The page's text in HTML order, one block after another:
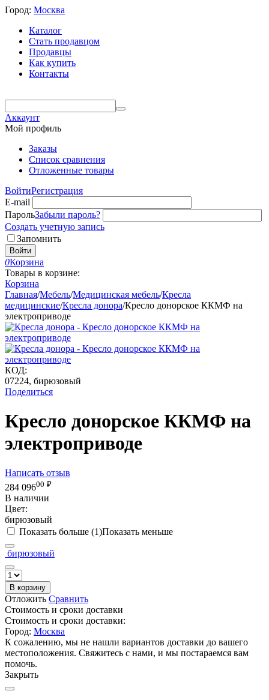
Город: Москва
Каталог
Стать продавцом
Продавцы
Как купить
Контакты
Аккаунт
Мой профиль
Заказы
Список сравнения
Отложенные товары
ВойтиРегистрация
E-mail
ПарольЗабыли пароль?
Создать учетную запись
Запомнить
Войти
0Корзина
Товары в корзине:
Корзина
Главная/Мебель/Медицинская мебель/Кресла
медицинские/Кресла донора/Кресло донорское ККМФ на
электроприводе
КОД:
07224, бирюзовый
Поделиться
Кресло донорское ККМФ на
электроприводе
Написать отзыв
284 09600 ₽
В наличии
Цвет:
бирюзовый
Показать больше (1)Показать меньше
бирюзовый
В корзину
Отложить Сравнить
Стоимость и сроки доставки
Стоимость и сроки доставки:
Город: Москва
К сожалению, мы не нашли вариантов доставки до вашего
местоположения. Свяжитесь с нами, и мы постараемся вам
помочь.
Закрыть